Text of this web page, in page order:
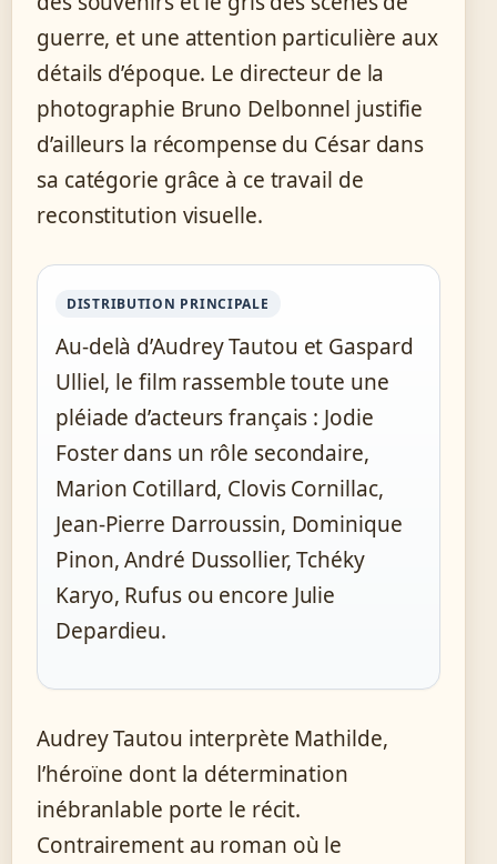
guerre, et une attention particulière aux
détails d’époque. Le directeur de la
photographie Bruno Delbonnel justifie
d’ailleurs la récompense du César dans
sa catégorie grâce à ce travail de
reconstitution visuelle.
DISTRIBUTION PRINCIPALE
Au-delà d’Audrey Tautou et Gaspard
Ulliel, le film rassemble toute une
pléiade d’acteurs français : Jodie
Foster dans un rôle secondaire,
Marion Cotillard, Clovis Cornillac,
Jean-Pierre Darroussin, Dominique
Pinon, André Dussollier, Tchéky
Karyo, Rufus ou encore Julie
Depardieu.
Audrey Tautou interprète Mathilde,
l’héroïne dont la détermination
inébranlable porte le récit.
Contrairement au roman où le